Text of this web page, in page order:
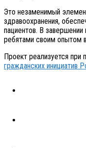
Это незаменимый
здравоохранения,
пациентов. В
ребятами своим опытом
Проект реализуется при
гражданских инициатив